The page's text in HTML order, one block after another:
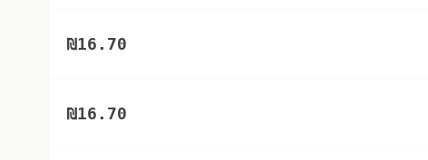
₪16.70
₪16.70